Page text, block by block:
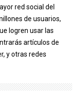
red social del
de usuarios,
logren usar las
artículos de
y otras redes